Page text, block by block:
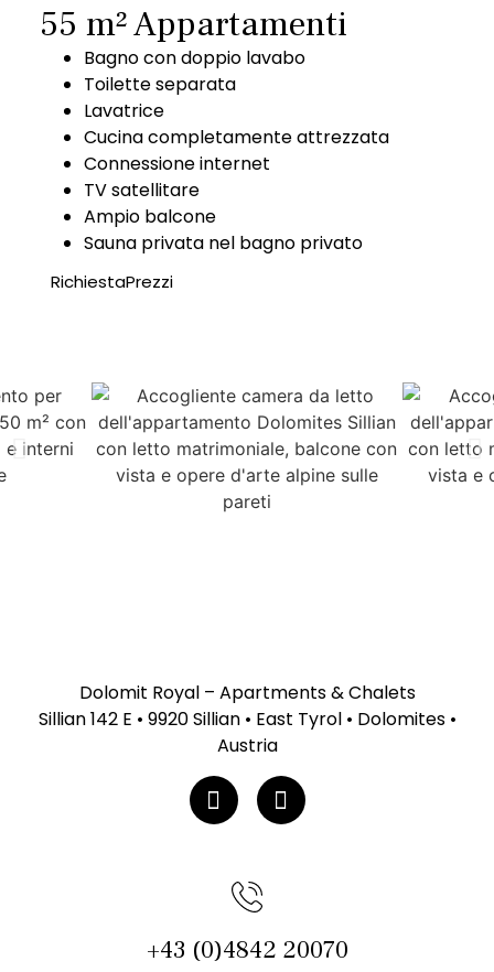
55 m² Appartamenti
Bagno con doppio lavabo
Toilette separata
Lavatrice
Cucina completamente attrezzata
Connessione internet
TV satellitare
Ampio balcone
Sauna privata nel bagno privato
RichiestaPrezzi
Dolomit Royal – Apartments & Chalets
Sillian 142 E • 9920 Sillian • East Tyrol • Dolomites •
Austria
+43 (0)4842 20070